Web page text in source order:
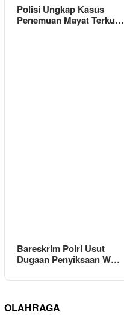
Polisi Ungkap Kasus
Penemuan Mayat Terku…
Bareskrim Polri Usut
Dugaan Penyiksaan W…
OLAHRAGA